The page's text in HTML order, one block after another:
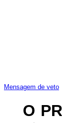
Mensagem de veto
O